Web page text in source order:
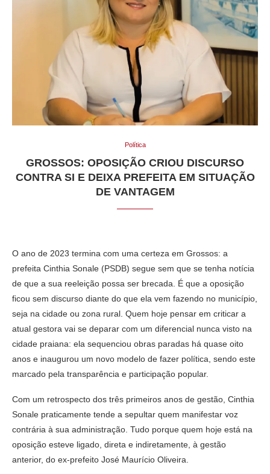
Política
GROSSOS: OPOSIÇÃO CRIOU DISCURSO
CONTRA SI E DEIXA PREFEITA EM SITUAÇÃO
DE VANTAGEM
O ano de 2023 termina com uma certeza em Grossos: a
prefeita Cinthia Sonale (PSDB) segue sem que se tenha notícia
de que a sua reeleição possa ser brecada. É que a oposição
ficou sem discurso diante do que ela vem fazendo no município,
seja na cidade ou zona rural. Quem hoje pensar em criticar a
atual gestora vai se deparar com um diferencial nunca visto na
cidade praiana: ela sequenciou obras paradas há quase oito
anos e inaugurou um novo modelo de fazer política, sendo este
marcado pela transparência e participação popular.
Com um retrospecto dos três primeiros anos de gestão, Cinthia
Sonale praticamente tende a sepultar quem manifestar voz
contrária à sua administração. Tudo porque quem hoje está na
oposição esteve ligado, direta e indiretamente, à gestão
anterior, do ex-prefeito José Maurício Oliveira.